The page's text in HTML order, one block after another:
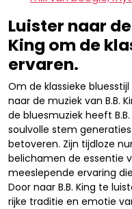
Luister naar
King om de
ervaren.
Om de klassieke
naar de muziek van B.B.
de bluesmuziek heeft
soulvolle stem
betoveren. Zijn tijdloze
belichamen de essentie
meeslepende ervaring
Door naar B.B. King te
rijke traditie en emotie